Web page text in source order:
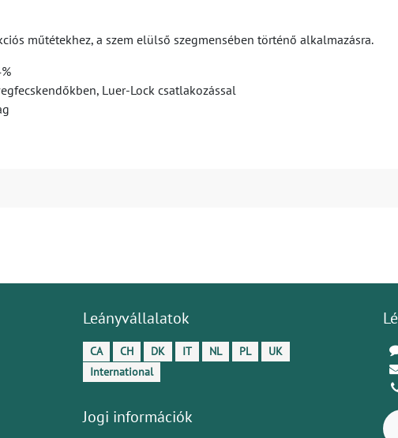
műtétekhez, a szem elülső szegmensében történő alkalmazásra.
Luer-Lock csatlakozással
Leányvállalatok
CA CH DK IT NL PL
UK
International
Jogi információk